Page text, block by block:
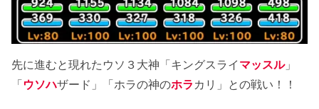
先に進むと現れたウソ３大神「キングスライ マッスル」
「 ウソハザード」「ホラの神のホラ カリ」との戦い！！